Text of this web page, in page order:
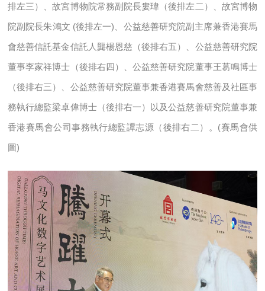
排左三）、故宮博物院常務副院長婁瑋（後排左二）、故宮博物
院副院長朱鴻文 (後排左一)、公益慈善研究院副主席兼香港賽馬
會慈善信託基金信託人龔楊恩慈（後排右五）、公益慈善研究院
董事李家祥博士（後排右四）、公益慈善研究院董事王䓪鳴博士
（後排右三）、公益慈善研究院董事兼香港賽馬會慈善及社區事
務執行總監梁卓偉博士（後排右一）以及公益慈善研究院董事兼
香港賽馬會公司事務執行總監譚志源（後排右二）。(賽馬會供
圖)